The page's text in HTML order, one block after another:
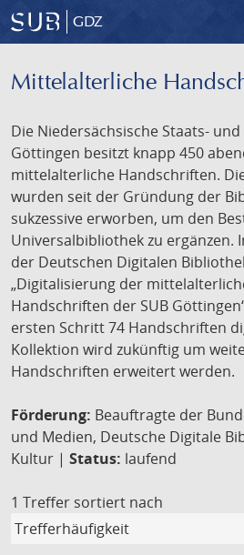
GDZ
Mittelalterliche
Die Niedersächsische Staats-
Göttingen besitzt knapp 450
mittelalterliche Handschriften.
wurden seit der Gründung der
sukzessive erworben, um den
Universalbibliothek zu ergänzen.
der Deutschen Digitalen
„Digitalisierung der
Handschriften der SUB
ersten Schritt 74 Handschriften
Kollektion wird zukünftig um
Handschriften erweitert werden.
Förderung: Beauftragte der
und Medien, Deutsche Digitale
Kultur | Status: laufend
1 Treffer sortiert nach